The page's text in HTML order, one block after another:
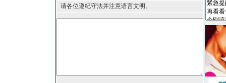
请各位遵纪守法并注意语言文明。